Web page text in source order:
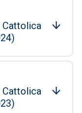
Cattolica
2024)
Cattolica